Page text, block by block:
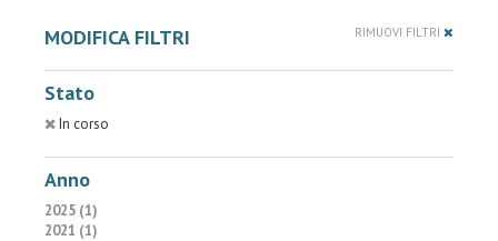
MODIFICA FILTRI RIMUOVI FILTRI
Stato
In corso
Anno
2025 (1)
2021 (1)